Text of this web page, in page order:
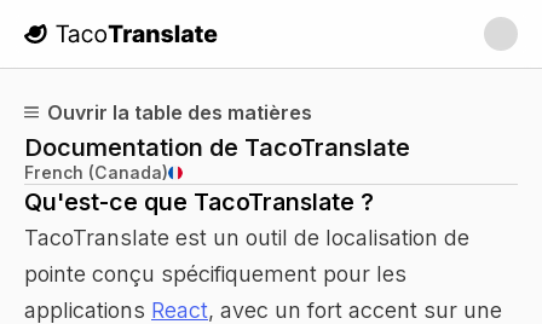
TacoTranslate
Ouvrir la table des matières
Documentation de TacoTranslate
French (Canada)
Qu'est-ce que TacoTranslate ?
TacoTranslate est un outil de localisation de
pointe conçu spécifiquement pour les
applications React, avec un fort accent sur une